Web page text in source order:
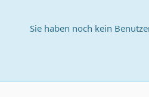
Sie haben noch kein